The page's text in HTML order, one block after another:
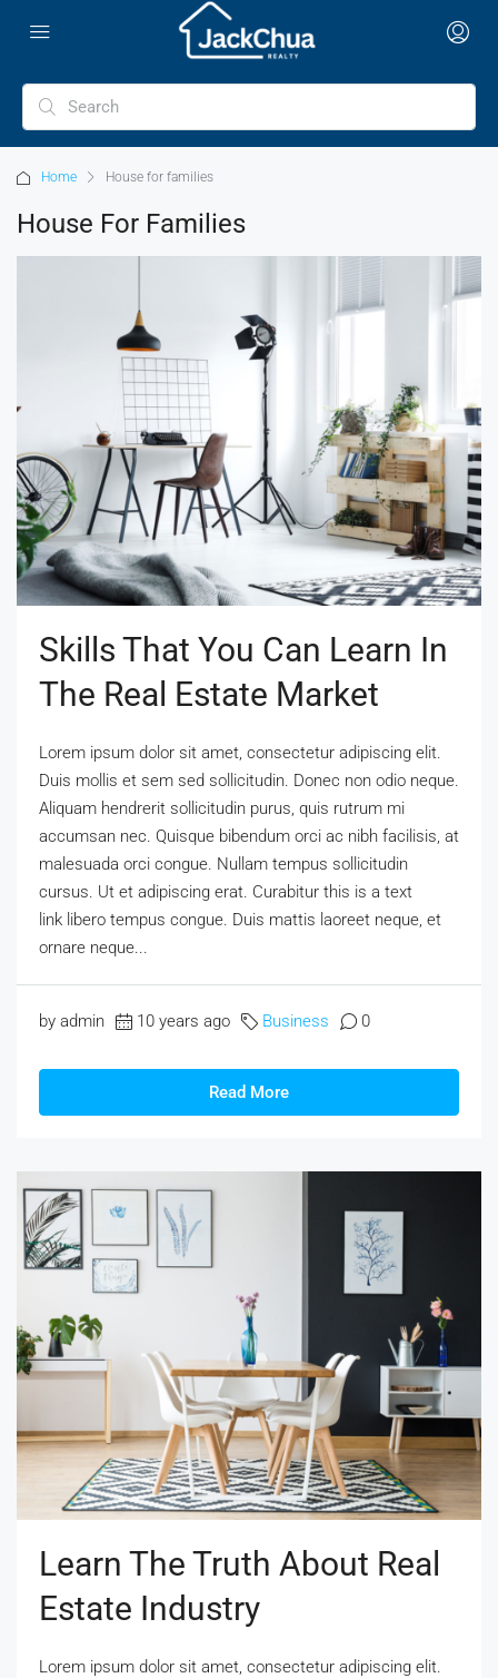
Home House for families
House For Families
Skills That You Can Learn In
The Real Estate Market
Lorem ipsum dolor sit amet, consectetur adipiscing elit.
Duis mollis et sem sed sollicitudin. Donec non odio neque.
Aliquam hendrerit sollicitudin purus, quis rutrum mi
accumsan nec. Quisque bibendum orci ac nibh facilisis, at
malesuada orci congue. Nullam tempus sollicitudin
cursus. Ut et adipiscing erat. Curabitur this is a text
link libero tempus congue. Duis mattis laoreet neque, et
ornare neque...
by admin 10 years ago Business 0
Read More
Learn The Truth About Real
Estate Industry
Lorem ipsum dolor sit amet, consectetur adipiscing elit.